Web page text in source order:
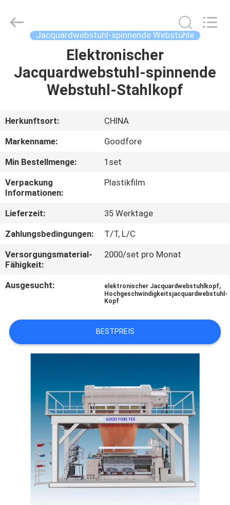
HAUSE
VIDEOS
ÜBER
UNS
WERKSBESICHTIGUNG
QUALITÄTSKONTROLLE
KONTAKT
UNS
NEUIGKEITEN
BITTE UM
EIN
ANGEBOT
SITEMAP
PRIVACY
Machinery
Co.,Ltd.
Jacquardwebstuhl-spinnende Webstühle
Elektronischer
Jacquardwebstuhl-spinnende
Webstuhl-Stahlkopf
Herkunftsort:
CHINA
Markenname:
Goodfore
Min Bestellmenge:
1set
Verpackung
Informationen:
Plastikfilm
Lieferzeit:
35 Werktage
Zahlungsbedingungen:
T/T, L/C
Versorgungsmaterial-
Fähigkeit:
2000/set pro Monat
Ausgesucht: elektronischer Jacquardwebstuhlkopf,
Hochgeschwindigkeitsjacquardwebstuhl-
Kopf
BESTPREIS